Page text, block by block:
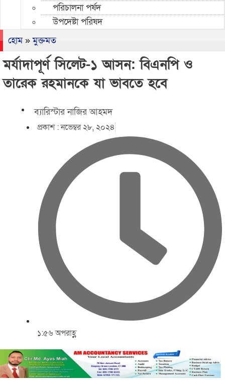
পরিচালনা পর্ষদ
উপদেষ্টা পরিষদ
হোম»মুক্তমত
মর্যাদাপূর্ণ সিলেট-১ আসন: বিএনপি ও
তারেক রহমানকে যা ভাবতে হবে
ব্যারিস্টার নাজির আহমদ
প্রকাশ :নভেম্বর ২৮, ২০২৪
১:৫৬ অপরাহ্ণ